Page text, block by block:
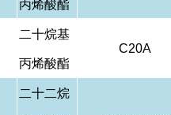
丙烯酸酯
二十烷基
丙烯酸酯
C20A
二十二烷